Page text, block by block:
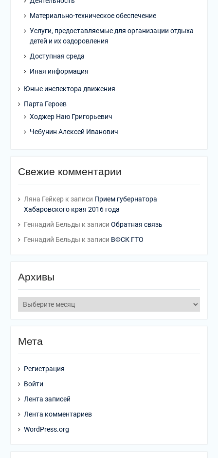
Материально-техническое обеспечение
Услуги, предоставляемые для организации отдыха
детей и их оздоровления
Доступная среда
Иная информация
Юные инспектора движения
Парта Героев
Ходжер Наю Григорьевич
Чебунин Алексей Иванович
Свежие комментарии
Ляна Гейкер к записи Прием губернатора
Хабаровского края 2016 года
Геннадий Бельды к записи Обратная связь
Геннадий Бельды к записи ВФСК ГТО
Архивы
Мета
Регистрация
Войти
Лента записей
Лента комментариев
WordPress.org